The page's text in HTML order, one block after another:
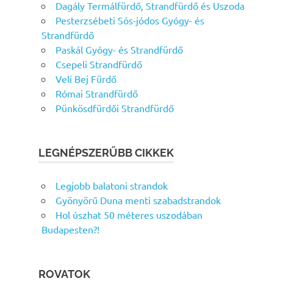
Dagály Termálfürdő, Strandfürdő és Uszoda
Pesterzsébeti Sós-jódos Gyógy- és
Strandfürdő
Paskál Gyógy- és Strandfürdő
Csepeli Strandfürdő
Veli Bej Fürdő
Római Strandfürdő
Pünkösdfürdői Strandfürdő
LEGNÉPSZERŰBB CIKKEK
Legjobb balatoni strandok
Gyönyörű Duna menti szabadstrandok
Hol úszhat 50 méteres uszodában
Budapesten?!
ROVATOK